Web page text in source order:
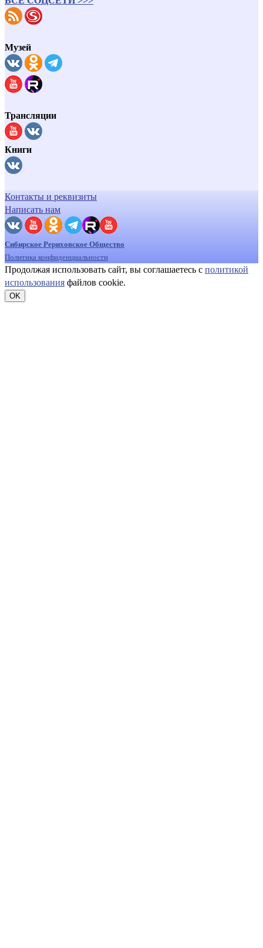
Музей
Трансляции
Книги
Контакты и реквизиты
Написать нам
Сибирское Рериховское Общество
Политика конфиденциальности
Продолжая использовать сайт, вы соглашаетесь с политикой
использования файлов cookie.
OK